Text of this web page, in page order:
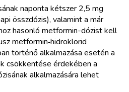
naponta kétszer 2,5 mg
összdózis), valamint a már
hasonló metformin-dózist kell
metformin‑hidroklorid
történő alkalmazása esetén a
csökkentése érdekében a
alkalmazására lehet